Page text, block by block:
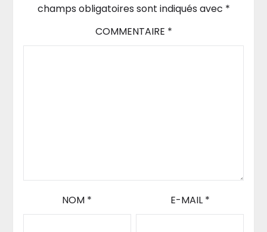
champs obligatoires sont indiqués avec *
COMMENTAIRE *
NOM * E-MAIL *